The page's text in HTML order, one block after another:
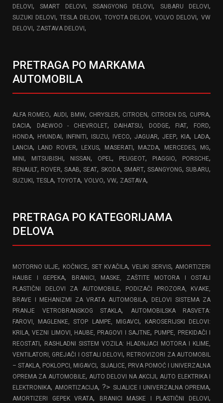
DELOVI,SMART DELOVI,SSANGYONG DELOVI, SUBARU DELOVI,
SUZUKI DELOVI,TESLA DELOVI, TOYOTA DELOVI, VOLVO DELOVI, VW
DELOVI, ZASTAVA DELOVI,
PRETRAGA PO MARKAMA
AUTOMOBILA
ALFA ROMEO, AUDI, BMW, CHRYSLER, CITROEN, CITROEN DS, CUPRA,
DACIA, DAEWOO - CHEVROLET, DAIHATSU, DODGE, FIAT, FORD,
HONDA, HYUNDAI, INFINITI, ISUZU, IVECO, JAGUAR, JEEP, KIA, LADA,
LANCIA, LAND ROVER, LEXUS, MASERATI, MAZDA, MERCEDES, MG,
MINI, MITSUBISHI, NISSAN, OPEL , PEUGEOT, PIAGGIO, PORSCHE,
RENAULT, ROVER,SAAB,SEAT, SKODA, SMART, SSANGYONG,SUBARU,
SUZUKI, TESLA, TOYOTA, VOLVO, VW, ZASTAVA,
PRETRAGA PO KATEGORIJAMA
DELOVA
MOTORNO ULJE, KOČNICE, SET KVAČILA,VELIKI SERVIS, AMORTIZERI
HAUBE I GEPEKA,
BRANICI, MASKE, ZAŠTITE MOTORA I OSTALI
PLASTIČNI DELOVI ZA AUTOMOBILE,
PODIZAČI PROZORA, KVAKE,
BRAVE I MEHANIZMI ZA VRATA AUTOMOBILA,
DELOVI SISTEMA ZA
PRANJE VETROBRANSKOG STAKLA,
AUTOMOBILSKA RASVETA:
FAROVI, MAGLENKE, STOP LAMPE, MIGAVCI,
KAROSERIJSKI DELOVI:
KRILA, VEZNI LIMOVI, HAUBE, PRAGOVI I SAJTNE, PUMPE, PREKIDAČI I
REOSTATI, RASHLADNI SISTEM VOZILA: HLADNJACI MOTORA I KLIME,
VENTILATORI, GREJAČI I OSTALI DELOVI, RETROVIZORI ZA AUTOMOBIL
– STAKLA, POKLOPCI, MIGAVCI, SIJALICE, PRVA POMOĆ I UNIVERZALNA
OPREMA ZA AUTOMOBILE, AUTO DELOVI NA AKCIJI, AUTO ELEKTRIKA I
ELEKTRONIKA, AMORTIZACIJA, ?> SIJALICE I UNIVERZALNA OPREMA,
AMORTIZERI GEPEK VRATA, BRANICI MASKE I PLASTIČNI DELOVI,